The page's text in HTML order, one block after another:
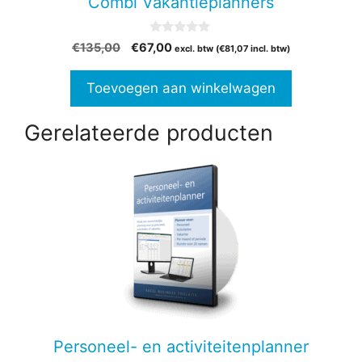
0
v
5
€135,00
Oorspronkelijke
€135,00.
€67,00Huidige
€67,00.
excl. btw (€81,07 incl. btw)
Toevoegen aan winkelwagen
Gerelateerde producten
Personeel- en activiteitenplanner